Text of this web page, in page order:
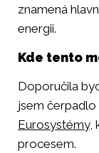
znamená
energii.
Kde tento
Doporučila
jsem
Eurosystémy,
procesem.